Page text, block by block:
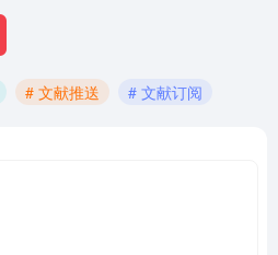
# 文献推送 # 文献订阅